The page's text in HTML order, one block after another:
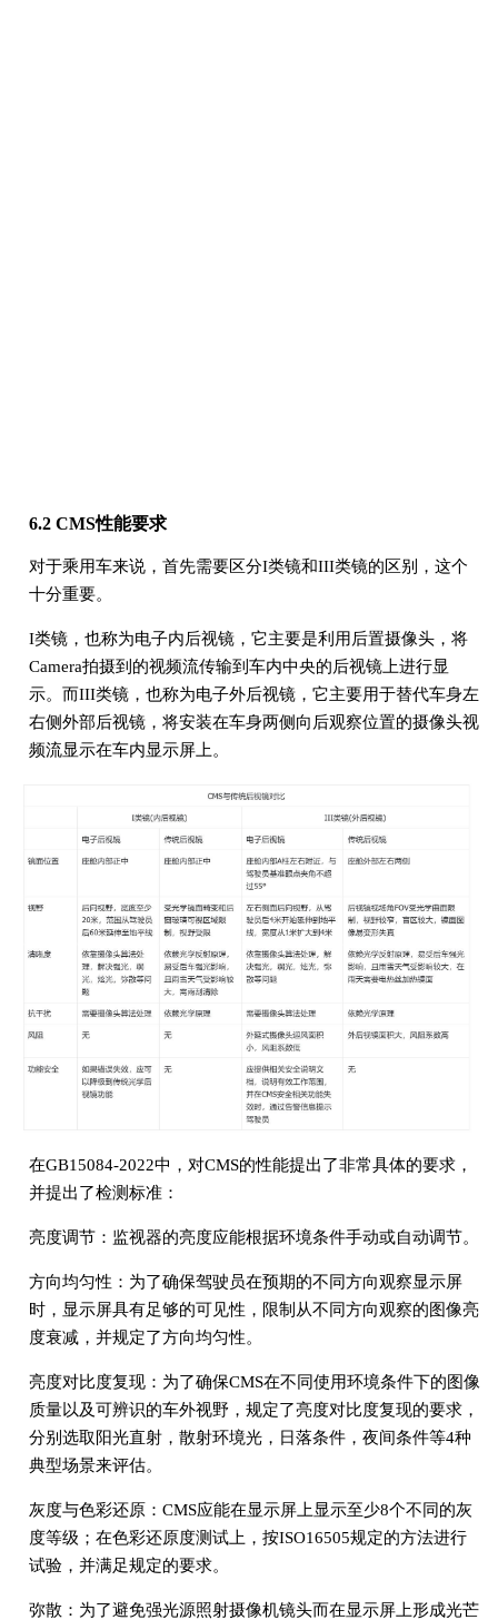
6.2 CMS性能要求
对于乘用车来说，首先需要区分I类镜和III类镜的区别，这个
十分重要。
I类镜，也称为电子内后视镜，它主要是利用后置摄像头，将
Camera拍摄到的视频流传输到车内中央的后视镜上进行显
示。而III类镜，也称为电子外后视镜，它主要用于替代车身左
右侧外部后视镜，将安装在车身两侧向后观察位置的摄像头视
频流显示在车内显示屏上。
在GB15084-2022中，对CMS的性能提出了非常具体的要求，
并提出了检测标准：
亮度调节：监视器的亮度应能根据环境条件手动或自动调节。
方向均匀性：为了确保驾驶员在预期的不同方向观察显示屏
时，显示屏具有足够的可见性，限制从不同方向观察的图像亮
度衰减，并规定了方向均匀性。
亮度对比度复现：为了确保CMS在不同使用环境条件下的图像
质量以及可辨识的车外视野，规定了亮度对比度复现的要求，
分别选取阳光直射，散射环境光，日落条件，夜间条件等4种
典型场景来评估。
灰度与色彩还原：CMS应能在显示屏上显示至少8个不同的灰
度等级；在色彩还原度测试上，按ISO16505规定的方法进行
试验，并满足规定的要求。
弥散：为了避免强光源照射摄像机镜头而在显示屏上形成光芒